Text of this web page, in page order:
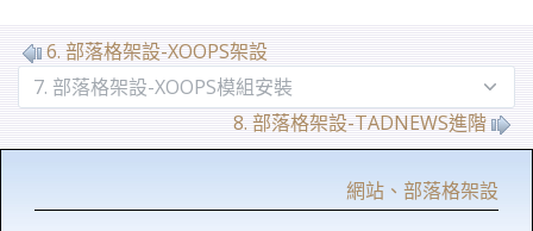
6. 部落格架設-XOOPS架設
8. 部落格架設-TADNEWS進階
網站、部落格架設